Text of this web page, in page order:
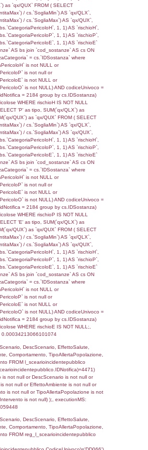
SELECT
FROM
cod_territori_tipologia ON
=
=
SELECT f_territori_limitrofi.Distanza,
FROM f_territori_limitrofi
ON
=
=
AND
SELECT
FROM
cod_territori_tipologia ON
=